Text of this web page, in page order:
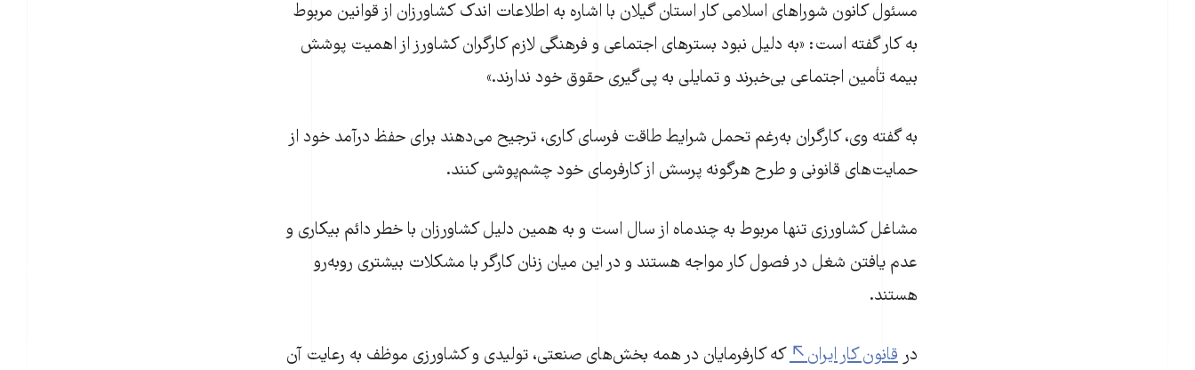
مسئول کانون شوراهای اسلامی کار استان گیلان با اشاره به اطلاعات اندک کشاورزان از قوانین مربوط
به کار گفته است: «به دلیل نبود بسترهای اجتماعی و فرهنگی لازم کارگران کشاورز از اهمیت پوشش
بیمه تأمین اجتماعی بی‌خبرند و تمایلی به پی‌گیری حقوق خود ندارند.»
به گفته وی، کارگران به‌رغم تحمل شرایط طاقت فرسای کاری، ترجیح می‌دهند برای حفظ درآمد خود از
حمایت‌های قانونی و طرح هرگونه پرسش از کارفرمای خود چشم‌پوشی کنند.
مشاغل کشاورزی تنها مربوط به چندماه از سال است و به همین دلیل کشاورزان با خطر دائم بیکاری و
عدم یافتن شغل در فصول کار مواجه هستند و در این میان زنان کارگر با مشکلات بیشتری روبه‌رو
هستند.
درقانون کار ایران
که کارفرمایان در همه بخش‌های صنعتی، تولیدی و کشاورزی موظف به رعایت آن